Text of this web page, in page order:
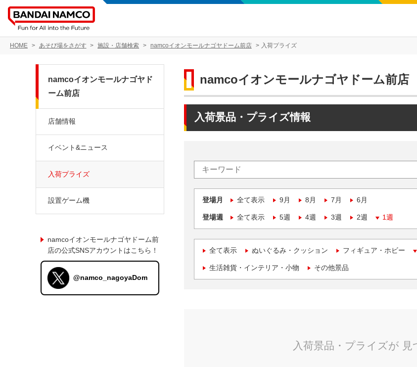
HOME あそび場をさがす 施設・店舗検索 namcoイオンモールナゴヤドーム前店 入荷プライズ
namcoイオンモールナゴヤドーム前店
入荷景品・プライズ情報
登場月 全て表示 9月 8月 7月 6月
登場週 全て表示 5週 4週 3週 2週 1週
全て表示 ぬいぐるみ・クッション フィギュア・ホビー
生活雑貨・インテリア・小物 その他景品
namcoイオンモールナゴヤド
ーム前店
店舗情報
イベント&ニュース
入荷プライズ
設置ゲーム機
namcoイオンモールナゴヤドーム前
店の公式SNSアカウントはこちら！
@namco_nagoyaDom